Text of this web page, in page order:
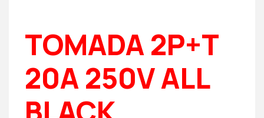
TOMADA 2P+T
20A 250V ALL